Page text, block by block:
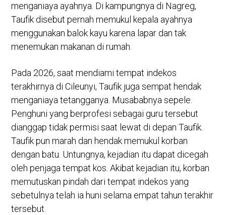
menganiaya ayahnya. Di kampungnya di Nagreg,
Taufik disebut pernah memukul kepala ayahnya
menggunakan balok kayu karena lapar dan tak
menemukan makanan di rumah.
Pada 2026, saat mendiami tempat indekos
terakhirnya di Cileunyi, Taufik juga sempat hendak
menganiaya tetangganya. Musababnya sepele.
Penghuni yang berprofesi sebagai guru tersebut
dianggap tidak permisi saat lewat di depan Taufik.
Taufik pun marah dan hendak memukul korban
dengan batu. Untungnya, kejadian itu dapat dicegah
oleh penjaga tempat kos. Akibat kejadian itu, korban
memutuskan pindah dari tempat indekos yang
sebetulnya telah ia huni selama empat tahun terakhir
tersebut.